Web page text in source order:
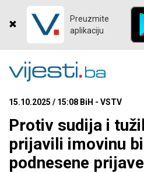
Preuzmite
aplikaciju
15.10.2025 / 15:08 BiH - VSTV
Protiv sudija i
prijavili imovinu
podnesene prijave